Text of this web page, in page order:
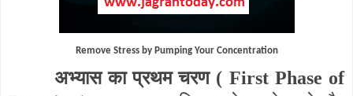
Remove Stress by Pumping Your Concentration
अभ्यास का प्रथम चरण ( First Phase of